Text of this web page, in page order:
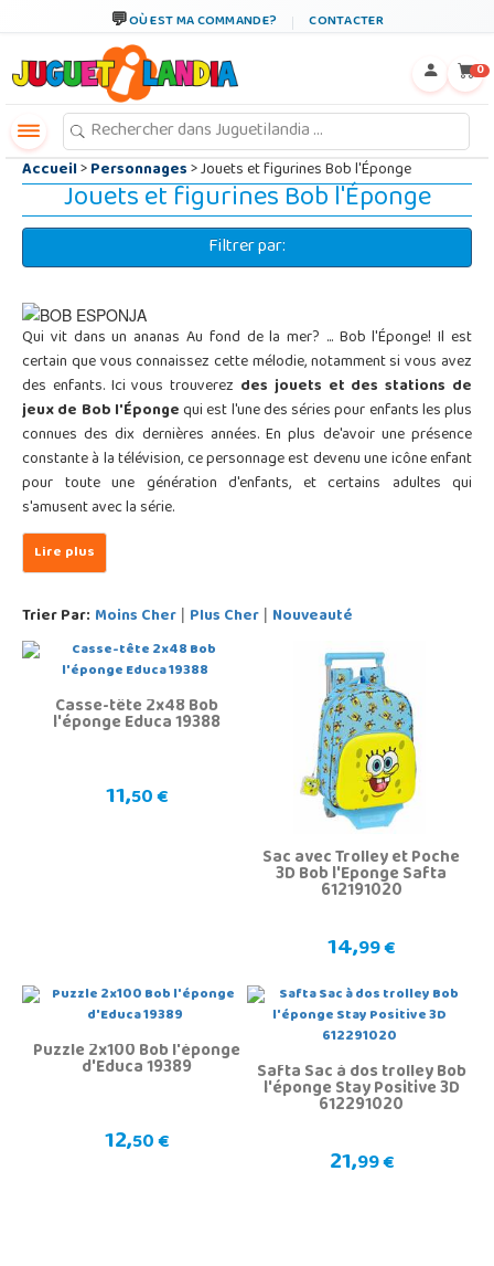
OÙ EST MA COMMANDE? CONTACTER
0
Accueil>Personnages> Jouets et figurines Bob l'Éponge
Jouets et figurines Bob l'Éponge
Filtrer par:
Qui vit dans un ananas Au fond de la mer? ... Bob l'Éponge! Il est
certain que vous connaissez cette mélodie, notamment si vous avez
des enfants. Ici vous trouverez des jouets et des stations de
jeux de Bob l'Épongequi est l'une des séries pour enfants les plus
connues des dix dernières années. En plus de'avoir une présence
constante à la télévision, ce personnage est devenu une icône enfant
pour toute une génération d'enfants, et certains adultes qui
s'amusent avec la série.
Trier Par: Moins Cher | Plus Cher | Nouveauté
Casse-tête 2x48 Bob
l'éponge Educa 19388
11,50 €
Sac avec Trolley et Poche
3D Bob l'Eponge Safta
612191020
14,99 €
Puzzle 2x100 Bob l'éponge
d'Educa 19389
12,50 €
Safta Sac à dos trolley Bob
l'éponge Stay Positive 3D
612291020
21,99 €